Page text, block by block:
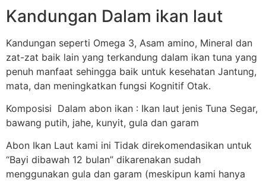
Kandungan Dalam ikan laut
Kandungan seperti Omega 3, Asam amino, Mineral dan
zat-zat baik lain yang terkandung dalam ikan tuna yang
penuh manfaat sehingga baik untuk kesehatan Jantung,
mata, dan meningkatkan fungsi Kognitif Otak.
Komposisi Dalam abon ikan : Ikan laut jenis Tuna Segar,
bawang putih, jahe, kunyit, gula dan garam
Abon Ikan Laut kami ini Tidak direkomendasikan untuk
“Bayi dibawah 12 bulan” dikarenakan sudah
menggunakan gula dan garam (meskipun kami hanya